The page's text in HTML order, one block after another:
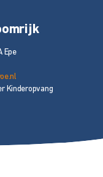
Epe
Kinderopvang